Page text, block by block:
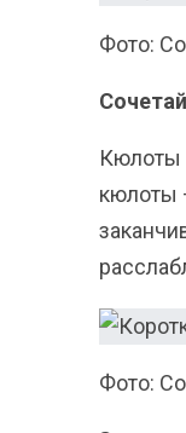
Фото:
Кюлоты
кюлоты
Фото: